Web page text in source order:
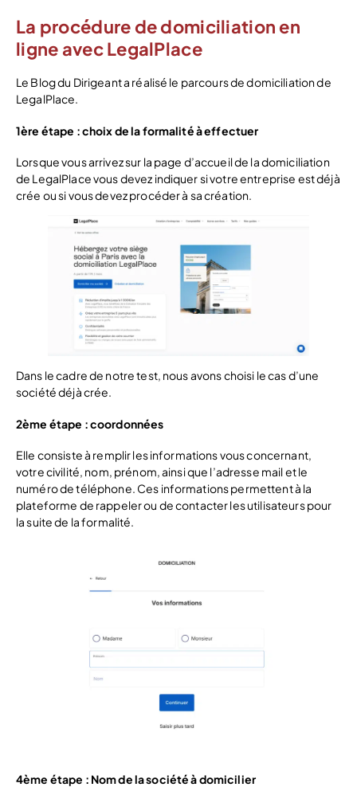
La procédure de domiciliation en
ligne avec LegalPlace
Le Blog du Dirigeant a réalisé le parcours de domiciliation de
LegalPlace.
1ère étape : choix de la formalité à effectuer
Lorsque vous arrivez sur la page d’accueil de la domiciliation
de LegalPlace vous devez indiquer si votre entreprise est déjà
crée ou si vous devez procéder à sa création.
Dans le cadre de notre test, nous avons choisi le cas d’une
société déjà crée.
2ème étape : coordonnées
Elle consiste à remplir les informations vous concernant,
votre civilité, nom, prénom, ainsi que l’adresse mail et le
numéro de téléphone. Ces informations permettent à la
plateforme de rappeler ou de contacter les utilisateurs pour
la suite de la formalité.
4ème étape : Nom de la société à domicilier